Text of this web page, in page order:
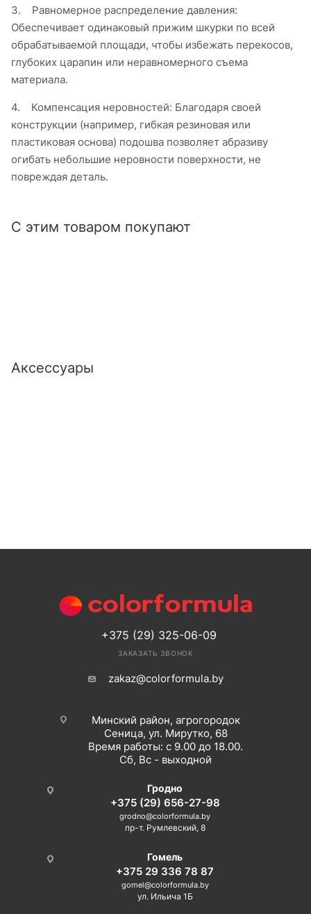
3. Равномерное распределение давления:
Обеспечивает одинаковый прижим шкурки по всей
обрабатываемой площади, чтобы избежать перекосов,
глубоких царапин или неравномерного съема
материала.
4. Компенсация неровностей: Благодаря своей
конструкции (например, гибкая резиновая или
пластиковая основа) подошва позволяет абразиву
огибать небольшие неровности поверхности, не
повреждая деталь.
С этим товаром покупают
Аксессуары
+375 (29) 325-06-09
ЗАКАЗАТЬ ЗВОНОК
zakaz@colorformula.by
Минский район, агрогородок
Сеница, ул. Мирутко, 68
Время работы: с 9.00 до 18.00.
Сб, Вс - выходной
Гродно
+375 (29) 656-27-98
grodno@colorformula.by
пр-т. Румлевский, 8
Гомель
+375 29 336 78 87
gomel@colorformula.by
ул. Ильича 1Б